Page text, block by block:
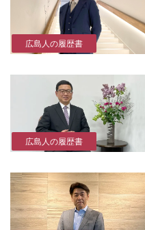
広島人の履歴書
広島人の履歴書